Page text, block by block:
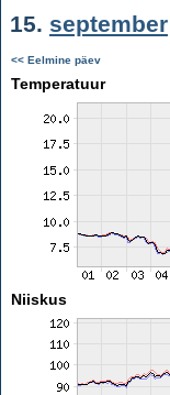
15. september
<< Eelmine päev
Temperatuur
Niiskus